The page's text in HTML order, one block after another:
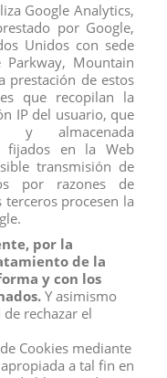
Google Analytics,
por Google,
Unidos con sede
Mountain
prestación de estos
que recopilan la
IP del usuario, que
y almacenada
fijados en la Web
transmisión de
por razones de
terceros procesen la
por la
de la
y con los
Y asimismo
rechazar el
Cookies mediante
a tal fin en